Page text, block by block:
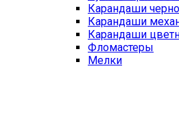
Карандаши
Карандаши
Карандаши
Фломастеры
Мелки